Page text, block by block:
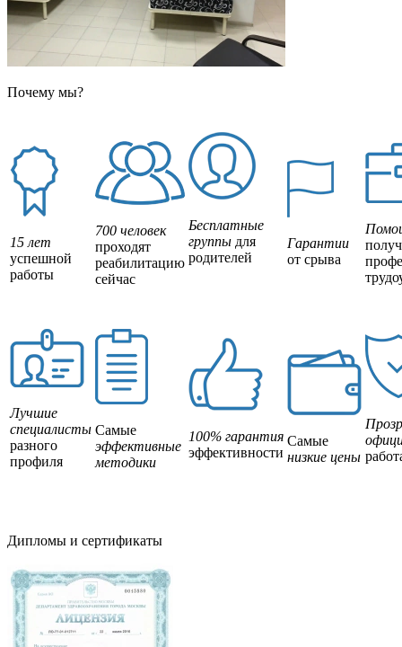
Почему мы?
15 лет
успешной
работы
700 человек
проходят
реабилитацию
сейчас
Бесплатные
группы для
родителей
Гарантии
от срыва
Лучшие
специалисты
разного
профиля
Самые
эффективные
методики
100% гарантия
эффективности
Самые
низкие цены
Дипломы и сертификаты